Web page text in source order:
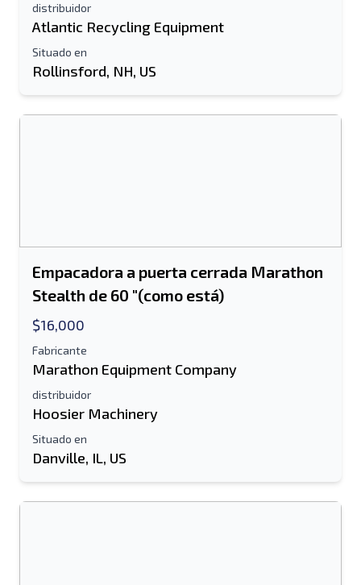
distribuidor
Atlantic Recycling Equipment
Situado en
Rollinsford, NH, US
Empacadora a puerta cerrada Marathon
Stealth de 60 "(como está)
$16,000
Fabricante
Marathon Equipment Company
distribuidor
Hoosier Machinery
Situado en
Danville, IL, US
Enviar a un amigo
Se requiere el campo de dirección de
correo electrónico o número de teléfono